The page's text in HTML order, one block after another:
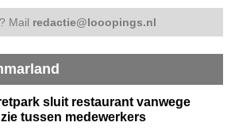
Mail redactie@looopings.nl
sluit restaurant vanwege
tussen medewerkers